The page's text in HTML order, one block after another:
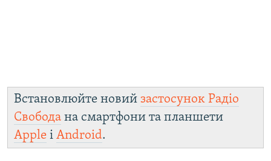
Встановлюйте новий застосунок Радіо
Свобода на смартфони та планшети
Apple і Android.